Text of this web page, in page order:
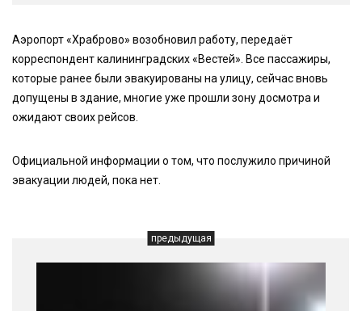
Аэропорт «Храброво» возобновил работу, передаёт
корреспондент калининградских «Вестей». Все пассажиры,
которые ранее были эвакуированы на улицу, сейчас вновь
допущены в здание, многие уже прошли зону досмотра и
ожидают своих рейсов.
Официальной информации о том, что послужило причиной
эвакуации людей, пока нет.
предыдущая